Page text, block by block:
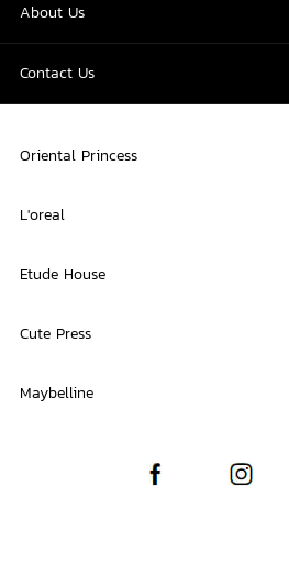
About Us
Contact Us
Oriental Princess
L'oreal
Etude House
Cute Press
Maybelline